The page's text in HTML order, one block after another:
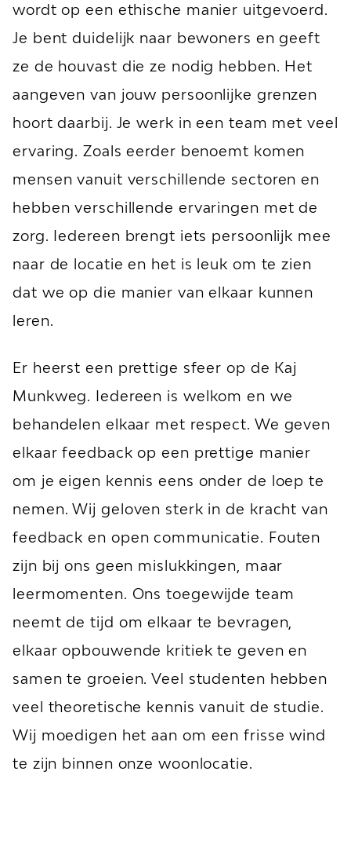
wordt op een ethische manier uitgevoerd.
Je bent duidelijk naar bewoners en geeft
ze de houvast die ze nodig hebben. Het
aangeven van jouw persoonlijke grenzen
hoort daarbij. Je werk in een team met veel
ervaring. Zoals eerder benoemt komen
mensen vanuit verschillende sectoren en
hebben verschillende ervaringen met de
zorg. Iedereen brengt iets persoonlijk mee
naar de locatie en het is leuk om te zien
dat we op die manier van elkaar kunnen
leren.
Er heerst een prettige sfeer op de Kaj
Munkweg. Iedereen is welkom en we
behandelen elkaar met respect. We geven
elkaar feedback op een prettige manier
om je eigen kennis eens onder de loep te
nemen. Wij geloven sterk in de kracht van
feedback en open communicatie. Fouten
zijn bij ons geen mislukkingen, maar
leermomenten. Ons toegewijde team
neemt de tijd om elkaar te bevragen,
elkaar opbouwende kritiek te geven en
samen te groeien. Veel studenten hebben
veel theoretische kennis vanuit de studie.
Wij moedigen het aan om een frisse wind
te zijn binnen onze woonlocatie.